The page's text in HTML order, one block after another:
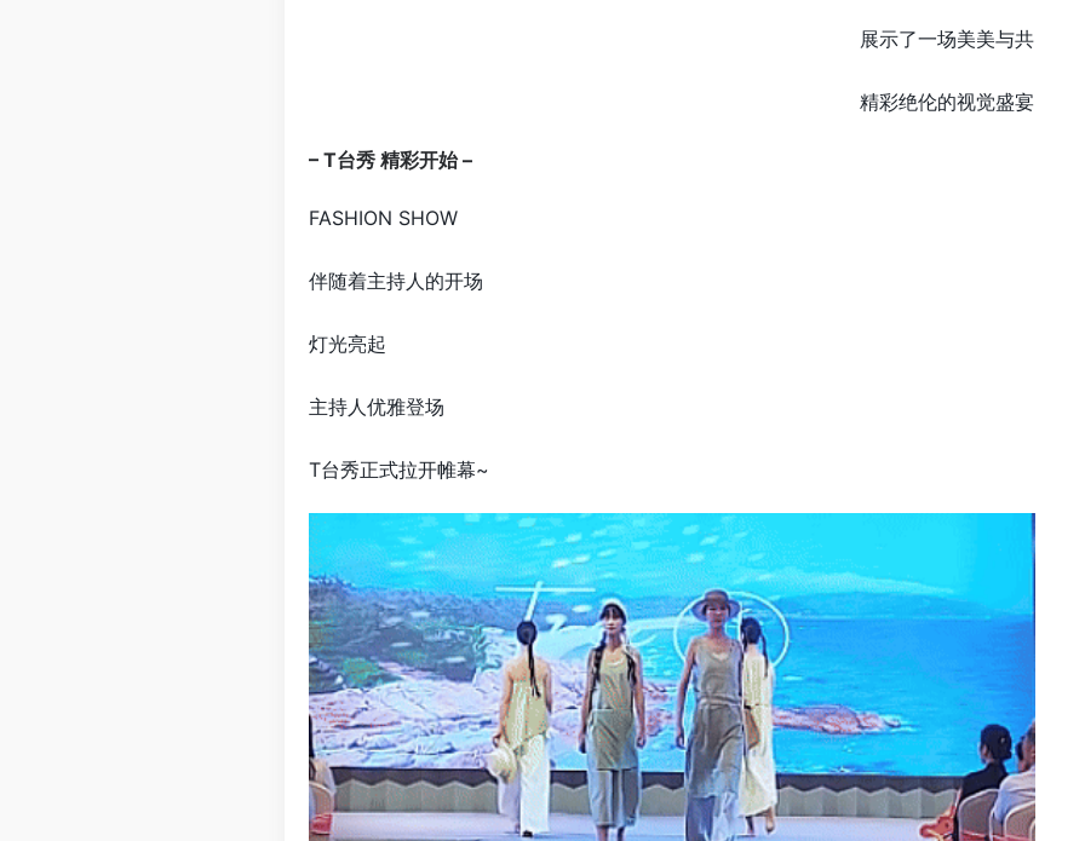
展示了一场美美与共
精彩绝伦的视觉盛宴
– T台秀 精彩开始 –
FASHION SHOW
伴随着主持人的开场
灯光亮起
主持人优雅登场
T台秀正式拉开帷幕~